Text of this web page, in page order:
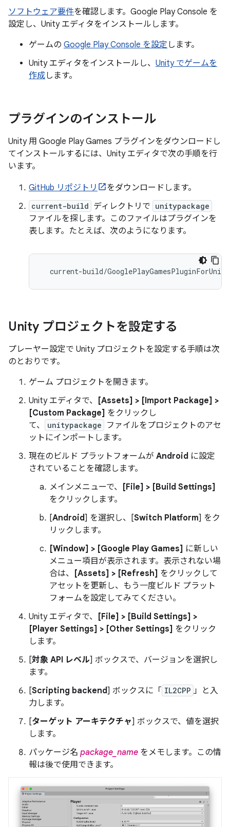
ソフトウェア要件を確認します。Google Play Console を
設定し、Unity エディタをインストールします。
ゲームの Google Play Console を設定 します。
Unity エディタをインストールし、 Unity でゲームを
作成します。
プラグインのインストール
Unity 用 Google Play Games プラグインをダウンロードし
てインストールするには、Unity エディタで次の手順を行
います。
GitHub リポジトリ をダウンロードします。
current-build ディレクトリで unitypackage
ファイルを探します。このファイルはプラグインを
表します。たとえば、次のようになります。
current-build/GooglePlayGamesPluginForUnity
Unity プロジェクトを設定する
プレーヤー設定で Unity プロジェクトを設定する手順は次
のとおりです。
ゲーム プロジェクトを開きます。
Unity エディタで、
[Assets] > [Import Package] >
[Custom Package] をクリックし
て、
unitypackage
ファイルをプロジェクトのアセ
ットにインポートします。
現在のビルド プラットフォームが Android に設定
されていることを確認します。
メインメニューで、
[File] > [Build Settings]
をクリックします。
[Android] を選択し、[Switch Platform] をク
リックします。
[Window] > [Google Play Games] に新しい
メニュー項目が表示されます。表示されない場
合は、
[Assets] > [Refresh] をクリックして
アセットを更新し、もう一度ビルド プラット
フォームを設定してみてください。
Unity エディタで、
[File] > [Build Settings] >
[Player Settings] > [Other Settings] をクリック
します。
[対象 API レベル] ボックスで、バージョンを選択し
ます。
[Scripting backend] ボックスに「 IL2CPP 」と入
力します。
[ターゲット アーキテクチャ] ボックスで、値を選択
します。
パッケージ名 package_name をメモします。この情
報は後で使用できます。